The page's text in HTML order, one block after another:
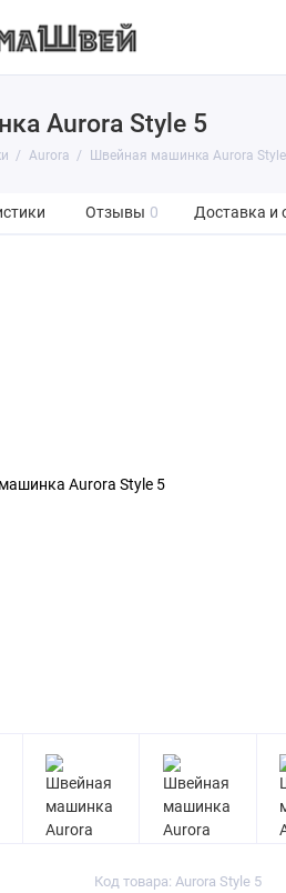
Aurora Style 5
Aurora Швейная машинка Aurora
Отзывы 0 Доставка и
Код товара: Aurora Style 5